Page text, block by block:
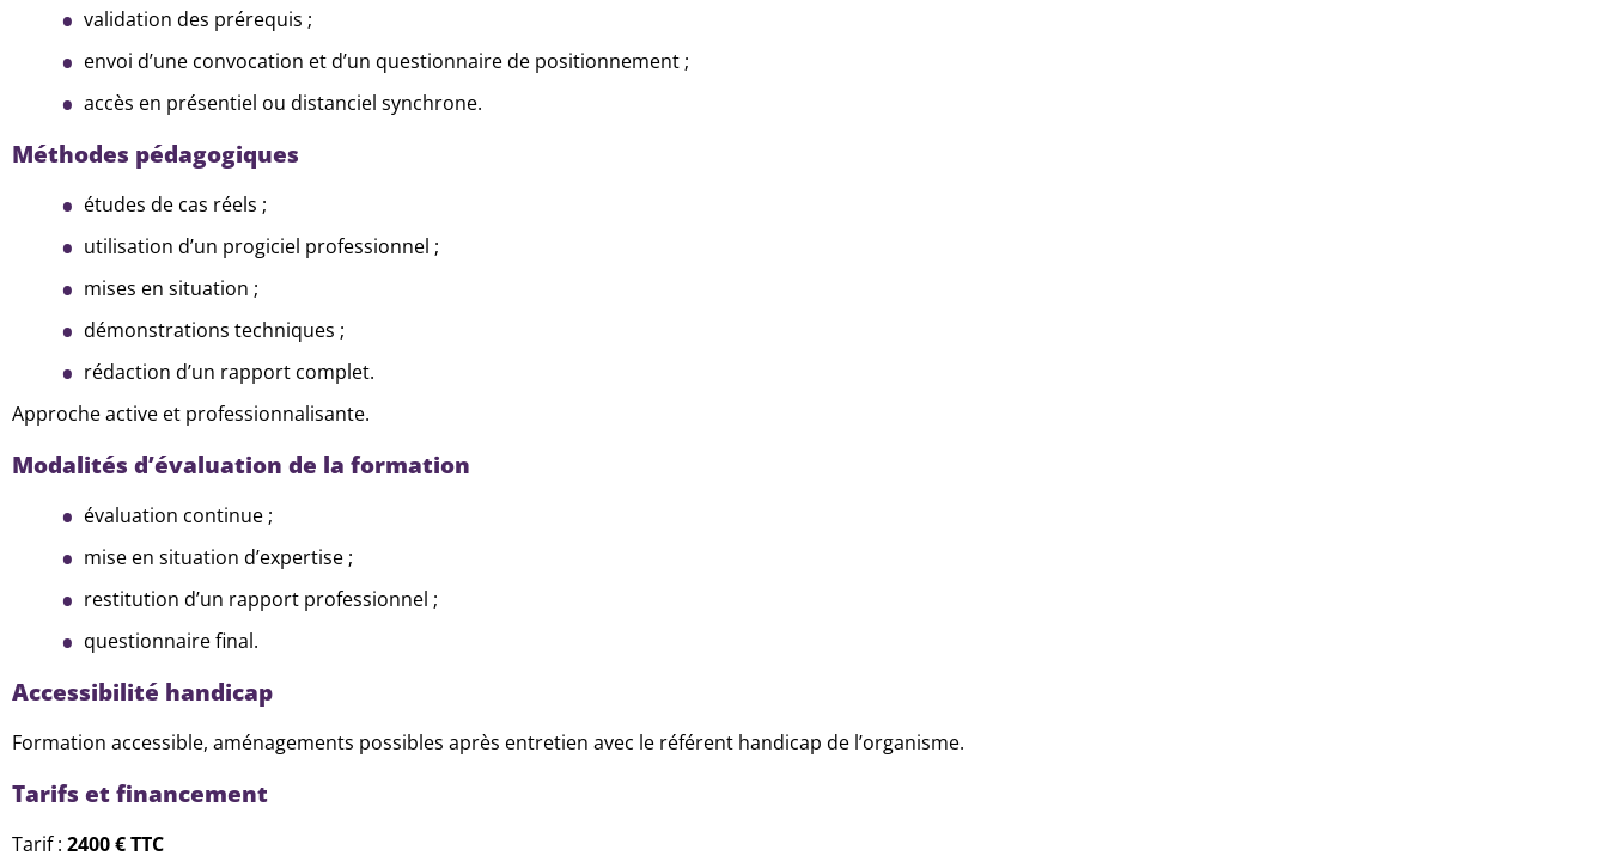
validation des prérequis ;
envoi d’une convocation et d’un questionnaire de positionnement ;
accès en présentiel ou distanciel synchrone.
Méthodes pédagogiques
études de cas réels ;
utilisation d’un progiciel professionnel ;
mises en situation ;
démonstrations techniques ;
rédaction d’un rapport complet.
Approche active et professionnalisante.
Modalités d’évaluation de la formation
évaluation continue ;
mise en situation d’expertise ;
restitution d’un rapport professionnel ;
questionnaire final.
Accessibilité handicap
Formation accessible, aménagements possibles après entretien avec le référent handicap de l’organisme.
Tarifs et financement
Tarif : 2400 € TTC